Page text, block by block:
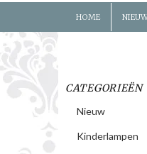
HOME
CATEGORIEËN
Nieuw
Kinderlampen